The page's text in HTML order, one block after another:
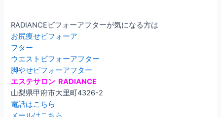
RADIANCEビフォーアフターが気になる方は
お尻痩せビフォーア
フター
ウエストビフォーアフター
脚やせビフォーアフター
エステサロン RADIANCE
山梨県甲府市大里町4326-2
電話はこちら